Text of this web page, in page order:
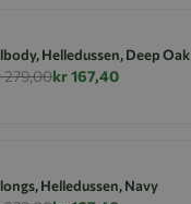
Helledussen, Deep Oak
279,00kr 167,40
Helledussen, Navy